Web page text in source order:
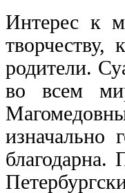
Интерес к
родители.
во всем
изначально
благодарна.